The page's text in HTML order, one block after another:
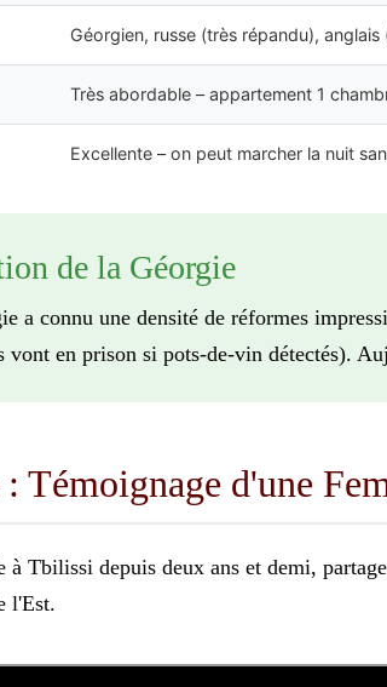
Géorgien, russe (très répandu), anglais
Très abordable – appartement 1
Excellente – on peut marcher la nuit
de la Géorgie
a connu une densité de réformes
en prison si pots-de-vin détectés).
Témoignage d'une
Tbilissi depuis deux ans et demi,
l'Est.